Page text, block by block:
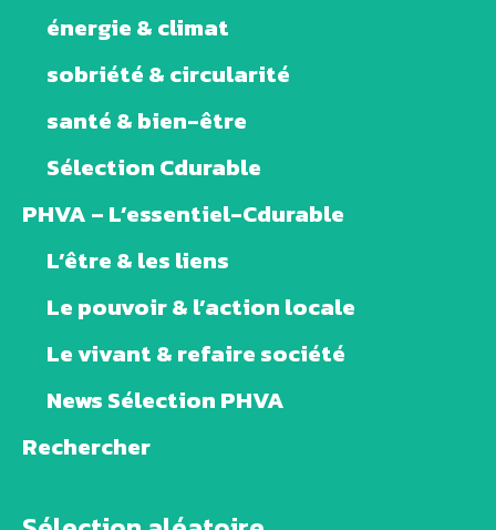
énergie & climat
sobriété & circularité
santé & bien-être
Sélection Cdurable
PHVA – L’essentiel-Cdurable
L’être & les liens
Le pouvoir & l’action locale
Le vivant & refaire société
News Sélection PHVA
Rechercher